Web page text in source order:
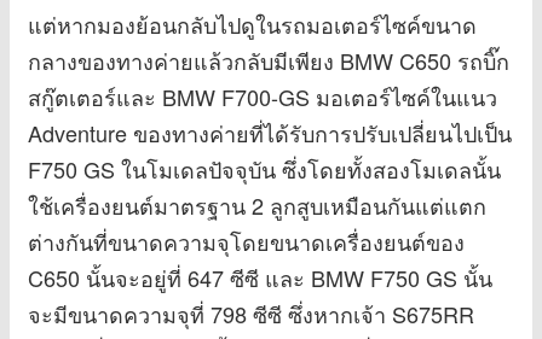
แต่หากมองย้อนกลับไปดูในรถมอเตอร์ไซค์ขนาด
กลางของทางค่ายแล้วกลับมีเพียง BMW C650 รถบิ๊ก
สกู๊ตเตอร์และ BMW F700-GS มอเตอร์ไซค์ในแนว
Adventure ของทางค่ายที่ได้รับการปรับเปลี่ยนไปเป็น
F750 GS ในโมเดลปัจจุบัน ซึ่งโดยทั้งสองโมเดลนั้น
ใช้เครื่องยนต์มาตรฐาน 2 ลูกสูบเหมือนกันแต่แตก
ต่างกันที่ขนาดความจุโดยขนาดเครื่องยนต์ของ
C650 นั้นจะอยู่ที่ 647 ซีซี และ BMW F750 GS นั้น
จะมีขนาดความจุที่ 798 ซีซี ซึ่งหากเจ้า S675RR